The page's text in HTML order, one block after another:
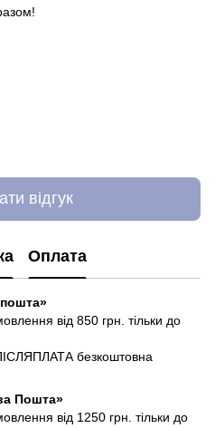
відгук
Оплата
від 850 грн. тільки до
безкоштовна
Пошта»
від 1250 грн. тільки до